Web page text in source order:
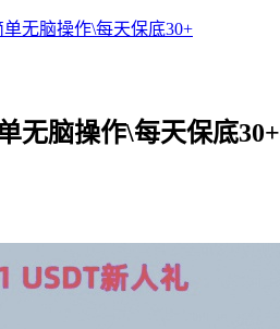
无脑操作\每天保底30+
无脑操作\每天保底30+